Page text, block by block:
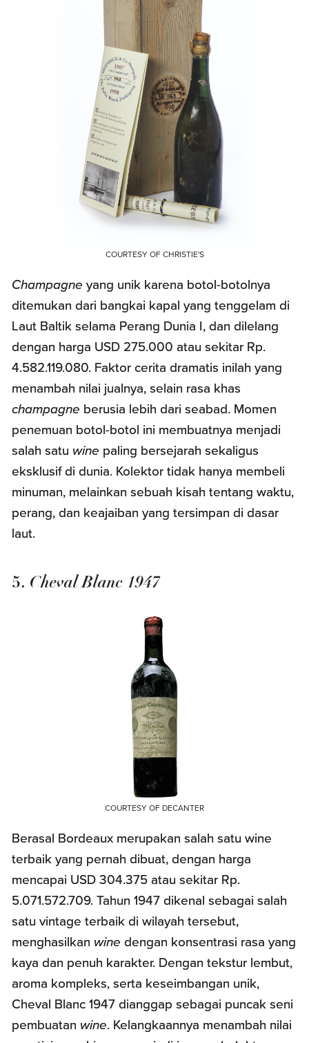
COURTESY OF CHRISTIE'S
Champagne yang unik karena botol-botolnya
ditemukan dari bangkai kapal yang tenggelam di
Laut Baltik selama Perang Dunia I, dan dilelang
dengan harga USD 275.000 atau sekitar Rp.
4.582.119.080. Faktor cerita dramatis inilah yang
menambah nilai jualnya, selain rasa khas
champagne berusia lebih dari seabad. Momen
penemuan botol-botol ini membuatnya menjadi
salah satu wine paling bersejarah sekaligus
eksklusif di dunia. Kolektor tidak hanya membeli
minuman, melainkan sebuah kisah tentang waktu,
perang, dan keajaiban yang tersimpan di dasar
laut.
5. Cheval Blanc 1947
COURTESY OF DECANTER
Berasal Bordeaux merupakan salah satu wine
terbaik yang pernah dibuat, dengan harga
mencapai USD 304.375 atau sekitar Rp.
5.071.572.709. Tahun 1947 dikenal sebagai salah
satu vintage terbaik di wilayah tersebut,
menghasilkan wine dengan konsentrasi rasa yang
kaya dan penuh karakter. Dengan tekstur lembut,
aroma kompleks, serta keseimbangan unik,
Cheval Blanc 1947 dianggap sebagai puncak seni
pembuatan wine. Kelangkaannya menambah nilai